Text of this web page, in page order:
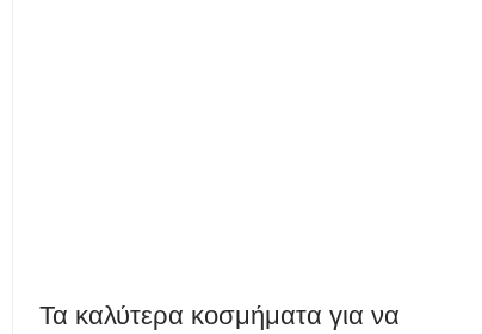
Τα καλύτερα κοσμήματα για να